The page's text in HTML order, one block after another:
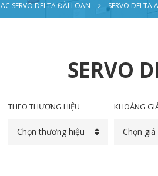
AC SERVO DELTA ĐÀI LOAN SERVO DELTA
SERVO
THEO THƯƠNG HIỆU
Chọn thương hiệu
KHOẢNG
Chọn giá